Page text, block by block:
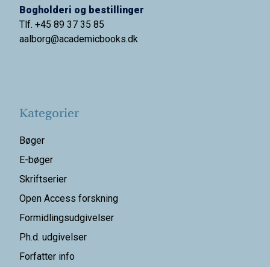
Bogholderi og bestillinger
Tlf. +45 89 37 35 85
aalborg@academicbooks.dk
Kategorier
Bøger
E-bøger
Skriftserier
Open Access forskning
Formidlingsudgivelser
Ph.d. udgivelser
Forfatter info